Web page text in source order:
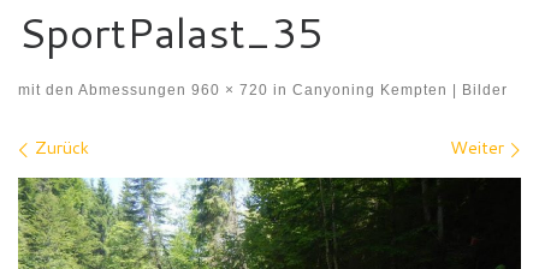
SportPalast_35
mit den Abmessungen 960 × 720 in Canyoning Kempten | Bilder
Bilder Navigation
Zurück Weiter